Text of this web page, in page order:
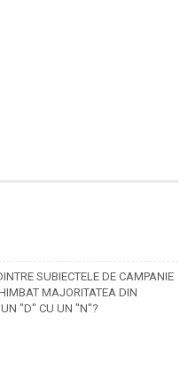
SUBIECTELE DE CAMPANIE
MAJORITATEA DIN
"D" CU UN "N"?